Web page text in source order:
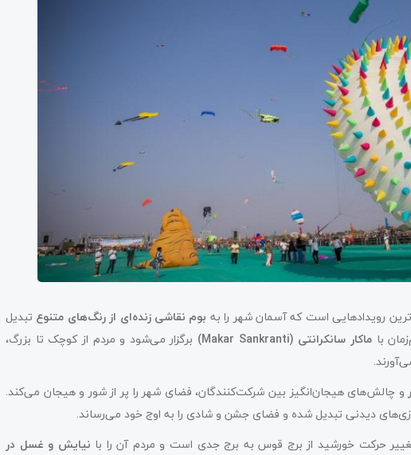
رویدادهایی است که آسمان شهر را به بوم نقاشی زنده‌ای از رنگ‌های متنوع تبدیل
با ماکار سانکرانتی (Makar Sankranti)
برگزار می‌شود و مردم از کوچک تا بزرگ،
و چالش‌های هیجان‌انگیز بین شرکت‌کنندگان، فضای شهر را پر از شور و هیجان می‌کند.
دیدنی تبدیل شده و فضای جشن و شادی را به اوج خود می‌رساند.
تغییر حرکت خورشید از برج قوس به برج جدی است و مردم آن را با نیایش و غسل در